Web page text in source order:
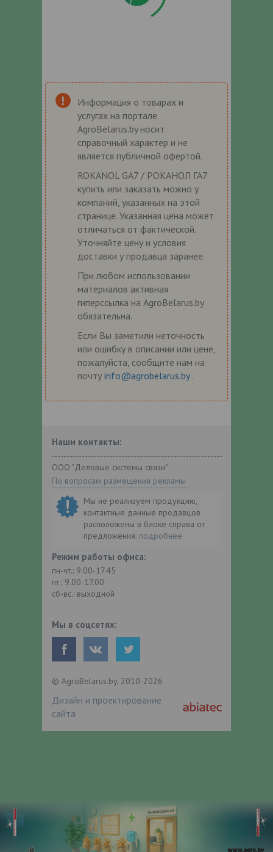
Информация о товарах и
услугах на портале
AgroBelarus.by носит
справочный характер и не
является публичной офертой.
ROKANOL GA7 / РОКАНОЛ ГА7
купить или заказать можно у
компаний, указанных на этой
странице. Указанная цена может
отличаться от фактической.
Уточняйте цену и условия
доставки у продавца заранее.
При любом использовании
материалов активная
гиперссылка на AgroBelarus.by
обязательна.
Если Вы заметили неточность
или ошибку в описании или цене,
пожалуйста, сообщите нам на
почту info@agrobelarus.by .
Наши контакты:
ООО "Деловые системы связи"
По вопросам размещения рекламы
Мы не реализуем продукцию,
контактные данные продавцов
расположены в блоке справа от
предложения. подробнее
Режим работы офиса:
пн-чт.: 9.00-17.45
пт.: 9.00-17.00
сб-вс.: выходной
Мы в соцсетях:
© AgroBelarus.by, 2010-2026
Дизайн и проектирование
сайта